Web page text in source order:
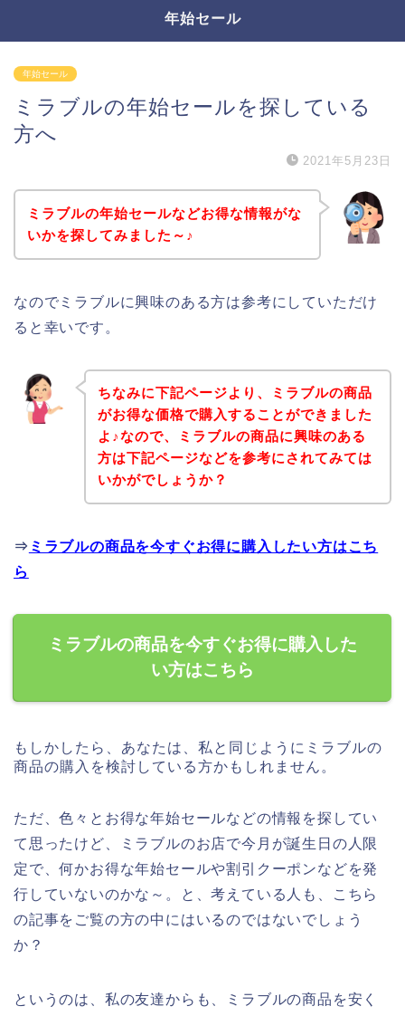
年始セール
年始セール
ミラブルの年始セールを探している
方へ
2021年5月23日
ミラブルの年始セールなどお得な情報がな
いかを探してみました～♪
なのでミラブルに興味のある方は参考にしていただけ
ると幸いです。
ちなみに下記ページより、ミラブルの商品
がお得な価格で購入することができました
よ♪なので、ミラブルの商品に興味のある
方は下記ページなどを参考にされてみては
いかがでしょうか？
⇒ ミラブルの商品を今すぐお得に購入したい方はこち
ら
ミラブルの商品を今すぐお得に購入した
い方はこちら
もしかしたら、あなたは、私と同じようにミラブルの
商品の購入を検討している方かもしれません。
ただ、色々とお得な年始セールなどの情報を探してい
て思ったけど、ミラブルのお店で今月が誕生日の人限
定で、何かお得な年始セールや割引クーポンなどを発
行していないのかな～。と、考えている人も、こちら
の記事をご覧の方の中にはいるのではないでしょう
か？
というのは、私の友達からも、ミラブルの商品を安く